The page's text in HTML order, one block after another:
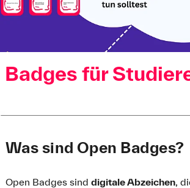
Badges für
Was sind Open Badges?
Open Badges sind digitale Abzeichen,